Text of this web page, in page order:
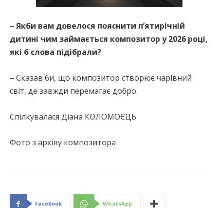
– Якби вам довелося пояснити п’ятирічній
дитині чим займається композитор у 2026 році,
які б слова підібрали?
– Сказав би, що композитор створює чарівний
світ, де завжди перемагає добро.
Спілкувалася Діана КОЛОМОЄЦЬ
Фото з архіву композитора
Facebook WhatsApp